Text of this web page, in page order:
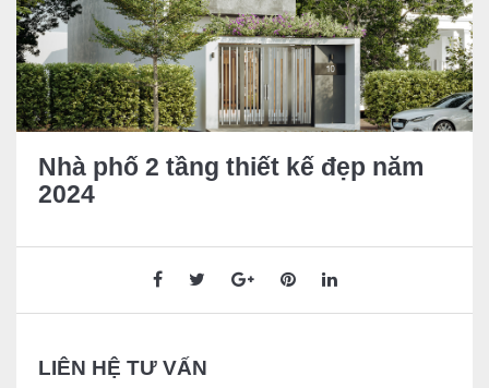
Nhà phố 2 tầng thiết kế đẹp năm
2024
LIÊN HỆ TƯ VẤN